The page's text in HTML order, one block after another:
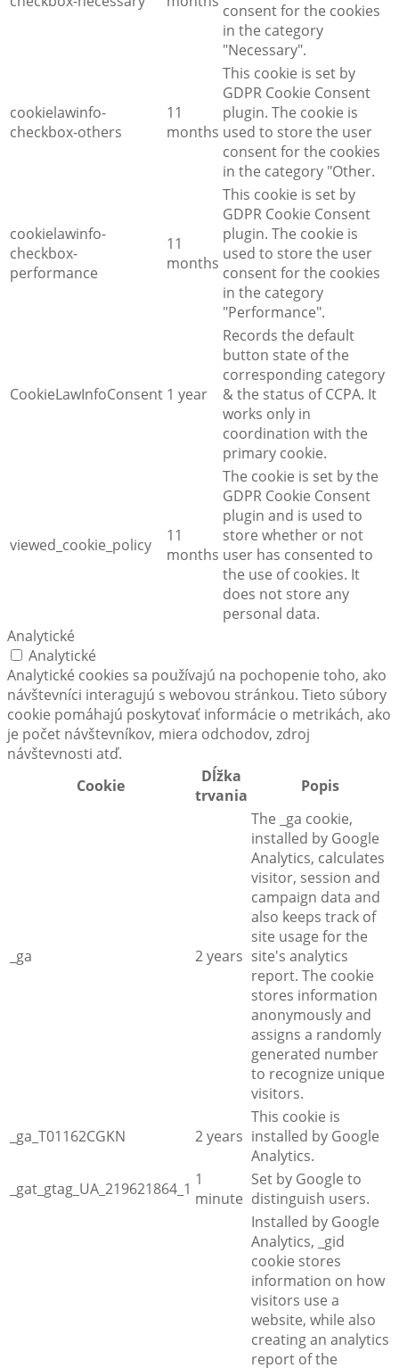
consent for the cookies
in the category
"Necessary".
cookielawinfo-
checkbox-others
11
months
This cookie is set by
GDPR Cookie Consent
plugin. The cookie is
used to store the user
consent for the cookies
in the category "Other.
cookielawinfo-
checkbox-
performance
11
months
This cookie is set by
GDPR Cookie Consent
plugin. The cookie is
used to store the user
consent for the cookies
in the category
"Performance".
CookieLawInfoConsent 1 year
Records the default
button state of the
corresponding category
& the status of CCPA. It
works only in
coordination with the
primary cookie.
viewed_cookie_policy
11
months
The cookie is set by the
GDPR Cookie Consent
plugin and is used to
store whether or not
user has consented to
the use of cookies. It
does not store any
personal data.
Analytické
Analytické
Analytické cookies sa používajú na pochopenie toho, ako
návštevníci interagujú s webovou stránkou. Tieto súbory
cookie pomáhajú poskytovať informácie o metrikách, ako
je počet návštevníkov, miera odchodov, zdroj
návštevnosti atď.
Cookie
Dĺžka
trvania
Popis
_ga 2 years
The _ga cookie,
installed by Google
Analytics, calculates
visitor, session and
campaign data and
also keeps track of
site usage for the
site's analytics
report. The cookie
stores information
anonymously and
assigns a randomly
generated number
to recognize unique
visitors.
_ga_T01162CGKN 2 years
This cookie is
installed by Google
Analytics.
_gat_gtag_UA_219621864_1 1
minute
Set by Google to
distinguish users.
Installed by Google
Analytics, _gid
cookie stores
information on how
visitors use a
website, while also
creating an analytics
report of the